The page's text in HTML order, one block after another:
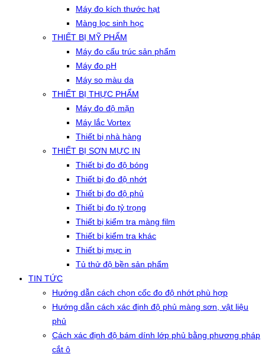
Máy đo kích thước hạt
Màng lọc sinh học
THIẾT BỊ MỸ PHẨM
Máy đo cấu trúc sản phẩm
Máy đo pH
Máy so màu da
THIẾT BỊ THỰC PHẨM
Máy đo độ mặn
Máy lắc Vortex
Thiết bị nhà hàng
THIẾT BỊ SƠN MỰC IN
Thiết bị đo độ bóng
Thiết bị đo độ nhớt
Thiết bị đo độ phủ
Thiết bị đo tỷ trọng
Thiết bị kiểm tra màng film
Thiết bị kiểm tra khác
Thiết bị mực in
Tủ thử độ bền sản phẩm
TIN TỨC
Hướng dẫn cách chọn cốc đo độ nhớt phù hợp
Hướng dẫn cách xác định độ phủ màng sơn, vật liệu
phủ
Cách xác định độ bám dính lớp phủ bằng phương pháp
cắt ô